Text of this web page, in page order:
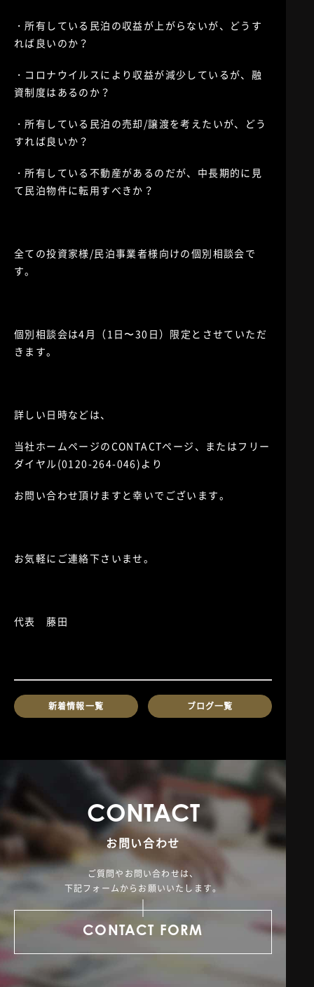
・所有している民泊の収益が上がらないが、どうす
れば良いのか？
・コロナウイルスにより収益が減少しているが、融
資制度はあるのか？
・所有している民泊の売却/譲渡を考えたいが、どう
すれば良いか？
・所有している不動産があるのだが、中長期的に見
て民泊物件に転用すべきか？
全ての投資家様/民泊事業者様向けの個別相談会で
す。
個別相談会は4月（1日〜30日）限定とさせていただ
きます。
詳しい日時などは、
当社ホームページのCONTACTページ、またはフリー
ダイヤル(0120-264-046)より
お問い合わせ頂けますと幸いでございます。
お気軽にご連絡下さいませ。
代表 藤田
新着情報一覧 ブログ一覧
CONTACT
お問い合わせ
ご質問やお問い合わせは、
下記フォームからお願いいたします。
CONTACT FORM